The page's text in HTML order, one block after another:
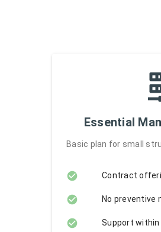
Essential
Basic plan for small
Contract
No preventive
Support